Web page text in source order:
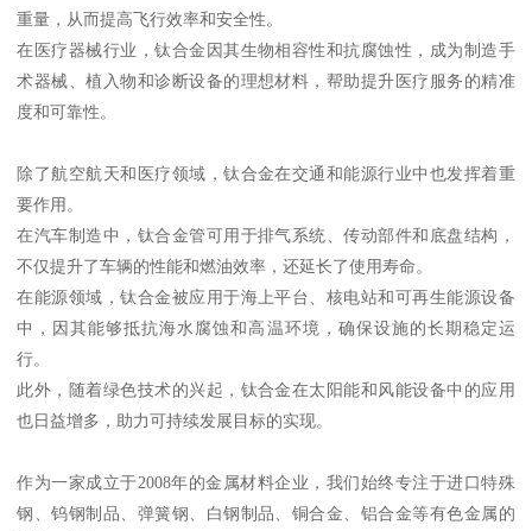
重量，从而提高飞行效率和安全性。
在医疗器械行业，钛合金因其生物相容性和抗腐蚀性，成为制造手
术器械、植入物和诊断设备的理想材料，帮助提升医疗服务的精准
度和可靠性。
除了航空航天和医疗领域，钛合金在交通和能源行业中也发挥着重
要作用。
在汽车制造中，钛合金管可用于排气系统、传动部件和底盘结构，
不仅提升了车辆的性能和燃油效率，还延长了使用寿命。
在能源领域，钛合金被应用于海上平台、核电站和可再生能源设备
中，因其能够抵抗海水腐蚀和高温环境，确保设施的长期稳定运
行。
此外，随着绿色技术的兴起，钛合金在太阳能和风能设备中的应用
也日益增多，助力可持续发展目标的实现。
作为一家成立于2008年的金属材料企业，我们始终专注于进口特殊
钢、钨钢制品、弹簧钢、白钢制品、铜合金、铝合金等有色金属的